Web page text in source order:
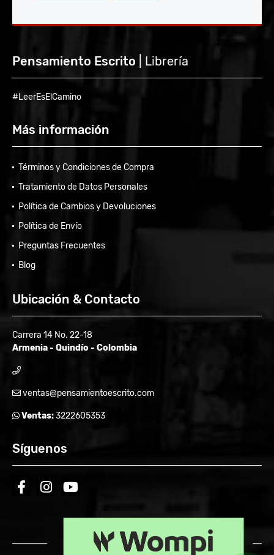
Pensamiento Escrito | Librería
#LeerEsElCamino
Más información
Términos y Condiciones de Compra
Tratamiento de Datos Personales
Política de Cambios y Devoluciones
Política de Envío
Preguntas Frecuentes
Blog
Ubicación & Contacto
Carrera 14 No. 22-18
Armenia - Quindío - Colombia
ventas@pensamientoescrito.com
Ventas:3222605353
Síguenos
facebookinstagramyoutube